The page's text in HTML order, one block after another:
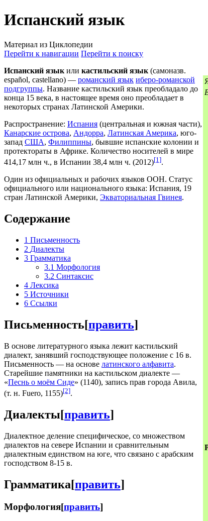
Испанский язык
Материал из Циклопедии
Перейти к навигации Перейти к поиску
Испанский язык или кастильский язык (самоназв.
español, castellano) — романский язык иберо-романской
подгруппы. Название кастильский язык преобладало до
конца 15 века, в настоящее время оно преобладает в
некоторых странах Латинской Америки.
Распространение: Испания (центральная и южная части),
Канарские острова, Андорра, Латинская Америка, юго-
запад США, Филиппины, бывшие испанские колонии и
протектораты в Африке. Количество носителей в мире
414,17 млн ч., в Испании 38,4 млн ч. (2012)[1].
Один из официальных и рабочих языков ООН. Статус
официального или национального языка: Испания, 19
стран Латинской Америки, Экваториальная Гвинея.
Содержание
1 Письменность
2 Диалекты
3 Грамматика
3.1 Морфология
3.2 Синтаксис
4 Лексика
5 Источники
6 Ссылки
Письменность[править]
В основе литературного языка лежит кастильский
диалект, занявший господствующее положение с 16 в.
Письменность — на основе латинского алфавита.
Старейшие памятники на кастильском диалекте —
«Песнь о моём Сиде» (1140), запись прав города Авила,
(т. н. Fuero, 1155)[2].
Диалекты[править]
Диалектное деление специфическое, со множеством
диалектов на севере Испании и сравнительным
диалектным единством на юге, что связано с арабским
господством 8-15 в.
Грамматика[править]
Морфология[править]